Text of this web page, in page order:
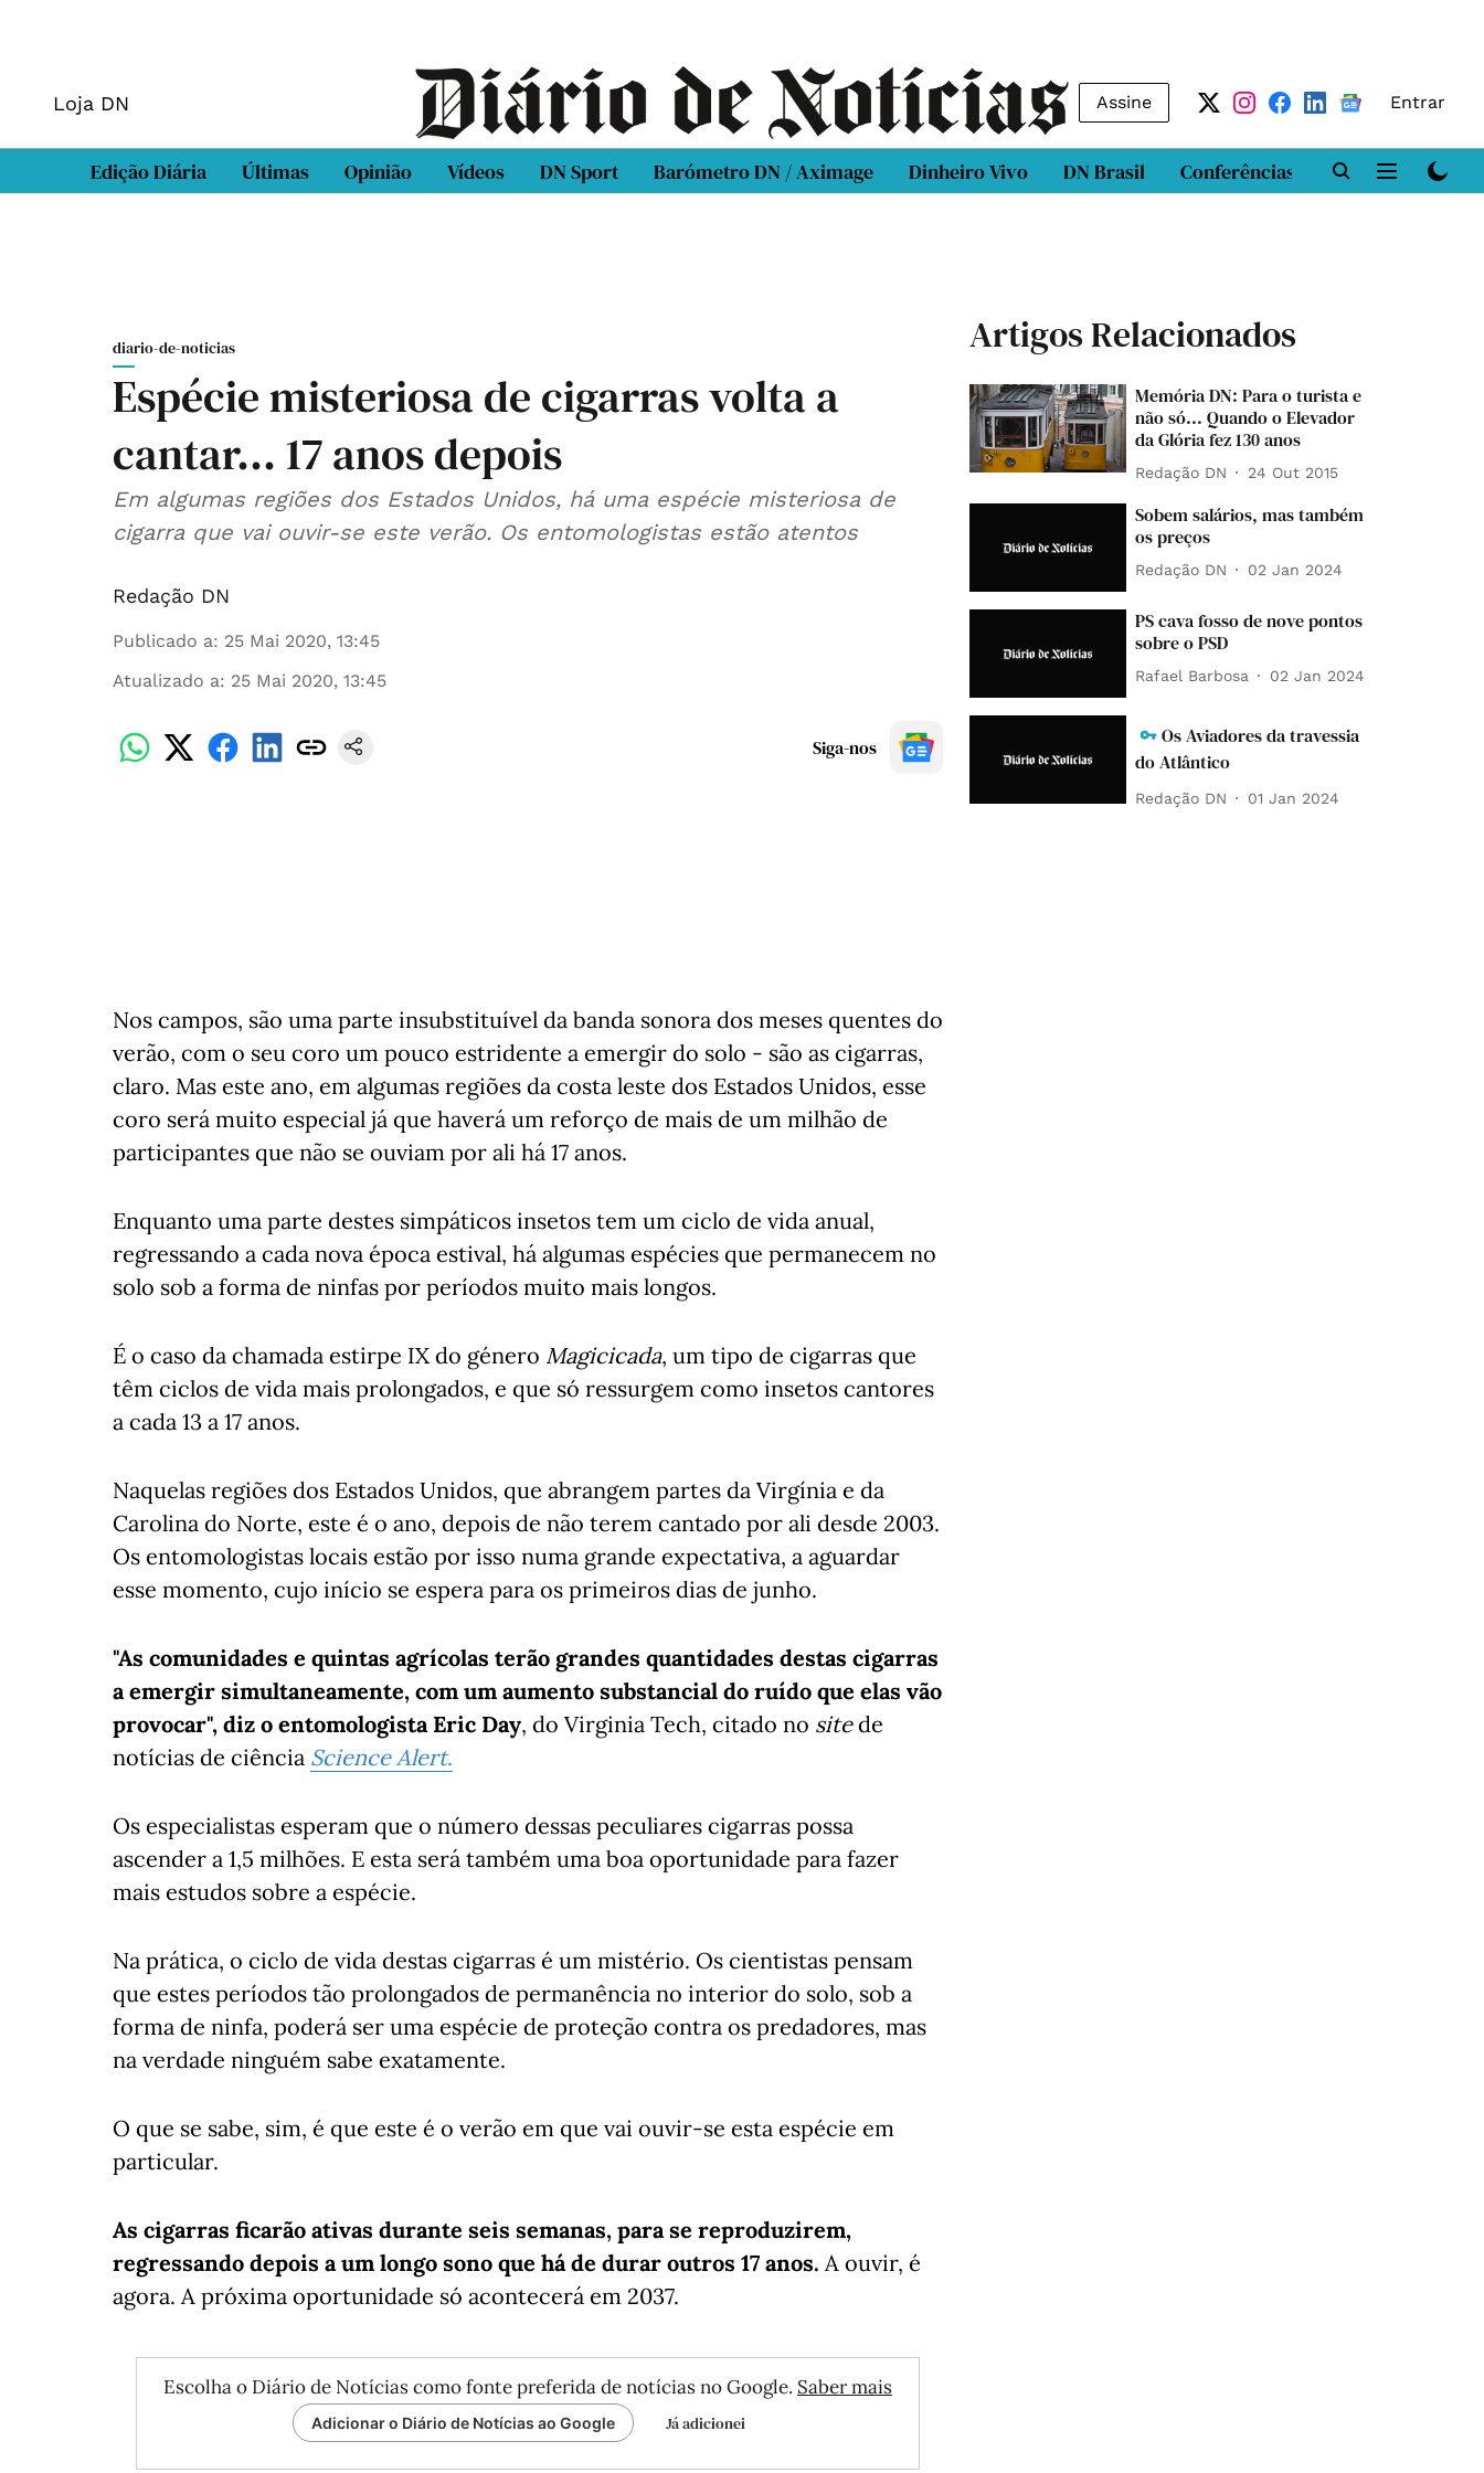
Loja DN Assine Entrar
Edição Diária Últimas Opinião Vídeos DN Sport Barómetro DN / Aximage Dinheiro Vivo DN Brasil Conferências DN LAB
diario-de-noticias
Espécie misteriosa de cigarras volta a
cantar... 17 anos depois
Em algumas regiões dos Estados Unidos, há uma espécie misteriosa de
cigarra que vai ouvir-se este verão. Os entomologistas estão atentos
Redação DN
Publicado a: 25 Mai 2020, 13:45
Atualizado a: 25 Mai 2020, 13:45
Siga-nos
Nos campos, são uma parte insubstituível da banda sonora dos meses quentes do
verão, com o seu coro um pouco estridente a emergir do solo - são as cigarras,
claro. Mas este ano, em algumas regiões da costa leste dos Estados Unidos, esse
coro será muito especial já que haverá um reforço de mais de um milhão de
participantes que não se ouviam por ali há 17 anos.
Enquanto uma parte destes simpáticos insetos tem um ciclo de vida anual,
regressando a cada nova época estival, há algumas espécies que permanecem no
solo sob a forma de ninfas por períodos muito mais longos.
É o caso da chamada estirpe IX do género Magicicada, um tipo de cigarras que
têm ciclos de vida mais prolongados, e que só ressurgem como insetos cantores
a cada 13 a 17 anos.
Naquelas regiões dos Estados Unidos, que abrangem partes da Virgínia e da
Carolina do Norte, este é o ano, depois de não terem cantado por ali desde 2003.
Os entomologistas locais estão por isso numa grande expectativa, a aguardar
esse momento, cujo início se espera para os primeiros dias de junho.
"As comunidades e quintas agrícolas terão grandes quantidades destas cigarras
a emergir simultaneamente, com um aumento substancial do ruído que elas vão
provocar", diz o entomologista Eric Day, do Virginia Tech, citado no sitede
notícias de ciência Science Alert.
Os especialistas esperam que o número dessas peculiares cigarras possa
ascender a 1,5 milhões. E esta será também uma boa oportunidade para fazer
mais estudos sobre a espécie.
Na prática, o ciclo de vida destas cigarras é um mistério. Os cientistas pensam
que estes períodos tão prolongados de permanência no interior do solo, sob a
forma de ninfa, poderá ser uma espécie de proteção contra os predadores, mas
na verdade ninguém sabe exatamente.
O que se sabe, sim, é que este é o verão em que vai ouvir-se esta espécie em
particular.
As cigarras ficarão ativas durante seis semanas, para se reproduzirem,
regressando depois a um longo sono que há de durar outros 17 anos. A ouvir, é
agora. A próxima oportunidade só acontecerá em 2037.
Escolha o Diário de Notícias como fonte preferida de notícias no Google. Saber mais
Adicionar o Diário de Notícias ao Google Já adicionei
Artigos Relacionados
Memória DN: Para o turista e
não só... Quando o Elevador
da Glória fez 130 anos
Redação DN 24 Out 2015
Sobem salários, mas também
os preços
Redação DN 02 Jan 2024
PS cava fosso de nove pontos
sobre o PSD
Rafael Barbosa 02 Jan 2024
Os Aviadores da travessia
do Atlântico
Redação DN 01 Jan 2024